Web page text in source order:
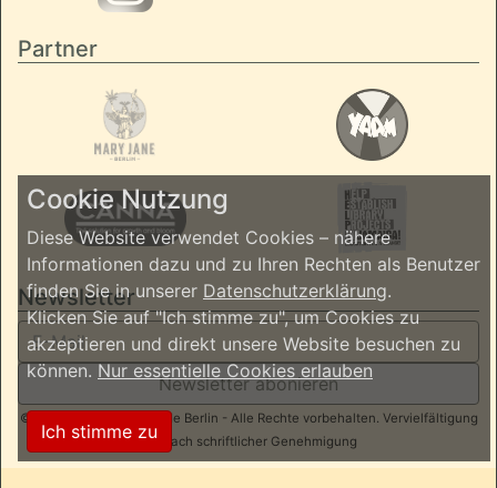
Partner
Newsletter
Newsletter abonieren
© 2026 ReggaeInBerlin.de Berlin - Alle Rechte vorbehalten. Vervielfältigung
nur nach schriftlicher Genehmigung
Cookie Nutzung
Diese Website verwendet Cookies – nähere
Informationen dazu und zu Ihren Rechten als Benutzer
finden Sie in unserer Datenschutzerklärung.
Klicken Sie auf "Ich stimme zu", um Cookies zu
akzeptieren und direkt unsere Website besuchen zu
können.Nur essentielle Cookies erlauben
Ich stimme zu